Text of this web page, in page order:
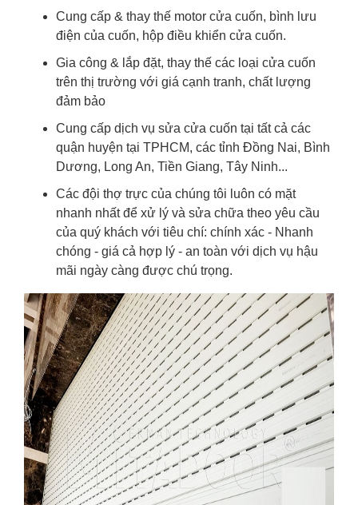
Cung cấp & thay thế motor cửa cuốn, bình lưu
điện của cuốn, hộp điều khiển cửa cuốn.
Gia công & lắp đặt, thay thế các loại cửa cuốn
trên thị trường với giá cạnh tranh, chất lượng
đảm bảo
Cung cấp dịch vụ sửa cửa cuốn tại tất cả các
quận huyện tại TPHCM, các tỉnh Đồng Nai, Bình
Dương, Long An, Tiền Giang, Tây Ninh...
Các đội thợ trực của chúng tôi luôn có mặt
nhanh nhất để xử lý và sửa chữa theo yêu cầu
của quý khách với tiêu chí: chính xác - Nhanh
chóng - giá cả hợp lý - an toàn với dịch vụ hậu
mãi ngày càng được chú trọng.